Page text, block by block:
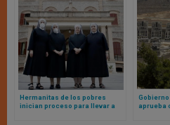
Hermanitas de los pobres
inician proceso para llevar a
aprueba